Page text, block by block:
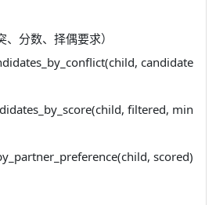
分数、择偶要求）
candidate
filtered, min
scored)